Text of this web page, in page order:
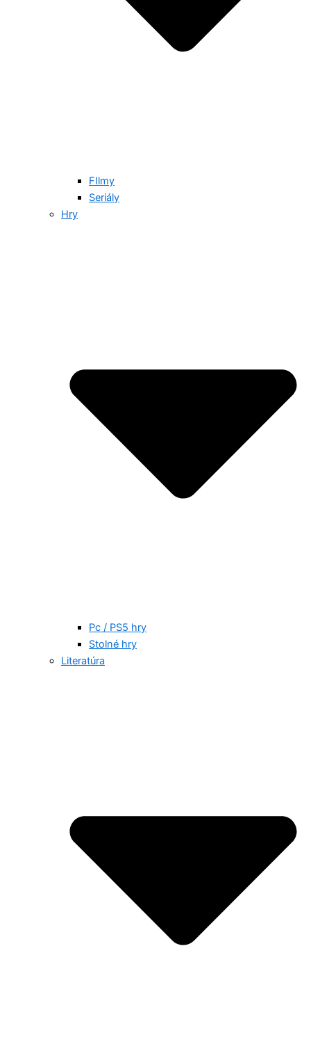
FIlmy
Seriály
Hry
Pc / PS5 hry
Stolné hry
Literatúra